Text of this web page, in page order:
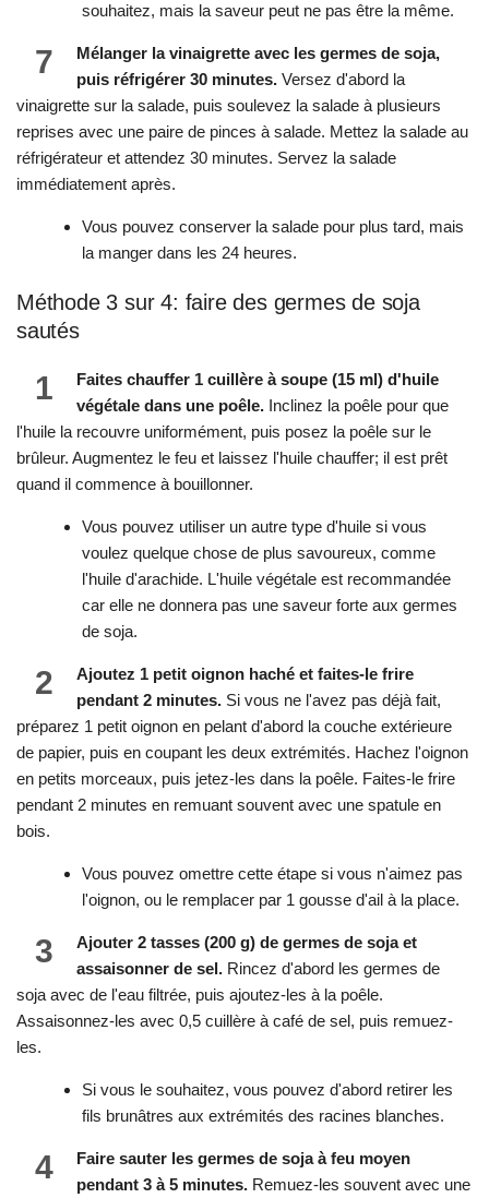
souhaitez, mais la saveur peut ne pas être la même.
7
Mélanger la vinaigrette avec les germes de soja,
puis réfrigérer 30 minutes. Versez d'abord la
vinaigrette sur la salade, puis soulevez la salade à plusieurs
reprises avec une paire de pinces à salade. Mettez la salade au
réfrigérateur et attendez 30 minutes. Servez la salade
immédiatement après.
Vous pouvez conserver la salade pour plus tard, mais
la manger dans les 24 heures.
Méthode 3 sur 4: faire des germes de soja
sautés
1
Faites chauffer 1 cuillère à soupe (15 ml) d'huile
végétale dans une poêle. Inclinez la poêle pour que
l'huile la recouvre uniformément, puis posez la poêle sur le
brûleur. Augmentez le feu et laissez l'huile chauffer; il est prêt
quand il commence à bouillonner.
Vous pouvez utiliser un autre type d'huile si vous
voulez quelque chose de plus savoureux, comme
l'huile d'arachide. L'huile végétale est recommandée
car elle ne donnera pas une saveur forte aux germes
de soja.
2
Ajoutez 1 petit oignon haché et faites-le frire
pendant 2 minutes. Si vous ne l'avez pas déjà fait,
préparez 1 petit oignon en pelant d'abord la couche extérieure
de papier, puis en coupant les deux extrémités. Hachez l'oignon
en petits morceaux, puis jetez-les dans la poêle. Faites-le frire
pendant 2 minutes en remuant souvent avec une spatule en
bois.
Vous pouvez omettre cette étape si vous n'aimez pas
l'oignon, ou le remplacer par 1 gousse d'ail à la place.
3
Ajouter 2 tasses (200 g) de germes de soja et
assaisonner de sel. Rincez d'abord les germes de
soja avec de l'eau filtrée, puis ajoutez-les à la poêle.
Assaisonnez-les avec 0,5 cuillère à café de sel, puis remuez-
les.
Si vous le souhaitez, vous pouvez d'abord retirer les
fils brunâtres aux extrémités des racines blanches.
4
Faire sauter les germes de soja à feu moyen
pendant 3 à 5 minutes. Remuez-les souvent avec une